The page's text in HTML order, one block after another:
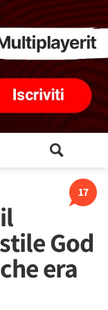
17
God
era